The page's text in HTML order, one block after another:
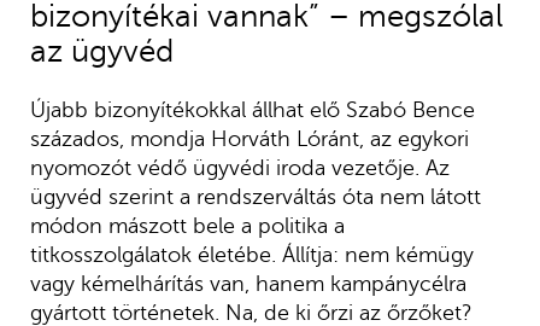
bizonyítékai vannak” – megszólal
az ügyvéd
Újabb bizonyítékokkal állhat elő Szabó Bence
százados, mondja Horváth Lóránt, az egykori
nyomozót védő ügyvédi iroda vezetője. Az
ügyvéd szerint a rendszerváltás óta nem látott
módon mászott bele a politika a
titkosszolgálatok életébe. Állítja: nem kémügy
vagy kémelhárítás van, hanem kampánycélra
gyártott történetek. Na, de ki őrzi az őrzőket?